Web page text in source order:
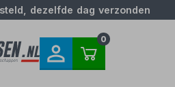
dezelfde dag verzonden
0